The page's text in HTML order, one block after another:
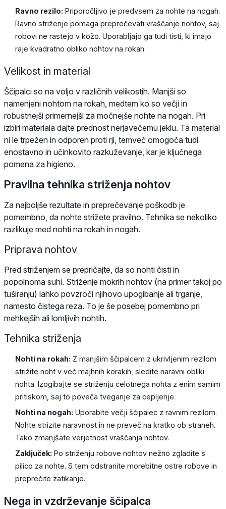
Ravno rezilo: Priporočljivo je predvsem za nohte na nogah.
Ravno striženje pomaga preprečevati vraščanje nohtov, saj
robovi ne rastejo v kožo. Uporabljajo ga tudi tisti, ki imajo
raje kvadratno obliko nohtov na rokah.
Velikost in material
Ščipalci so na voljo v različnih velikostih. Manjši so
namenjeni nohtom na rokah, medtem ko so večji in
robustnejši primernejši za močnejše nohte na nogah. Pri
izbiri materiala dajte prednost nerjavečemu jeklu. Ta material
ni le trpežen in odporen proti rji, temveč omogoča tudi
enostavno in učinkovito razkuževanje, kar je ključnega
pomena za higieno.
Pravilna tehnika striženja nohtov
Za najboljše rezultate in preprečevanje poškodb je
pomembno, da nohte strižete pravilno. Tehnika se nekoliko
razlikuje med nohti na rokah in nogah.
Priprava nohtov
Pred striženjem se prepričajte, da so nohti čisti in
popolnoma suhi. Striženje mokrih nohtov (na primer takoj po
tuširanju) lahko povzroči njihovo upogibanje ali trganje,
namesto čistega reza. To je še posebej pomembno pri
mehkejših ali lomljivih nohtih.
Tehnika striženja
Nohti na rokah: Z manjšim ščipalcem z ukrivljenim rezilom
strižite noht v več majhnih korakih, sledite naravni obliki
nohta. Izogibajte se striženju celotnega nohta z enim samim
pritiskom, saj to poveča tveganje za cepljenje.
Nohti na nogah: Uporabite večji ščipalec z ravnim rezilom.
Nohte strizite naravnost in ne preveč na kratko ob straneh.
Tako zmanjšate verjetnost vraščanja nohtov.
Zaključek: Po striženju robove nohtov nežno zgladite s
pilico za nohte. S tem odstranite morebitne ostre robove in
preprečite zatikanje.
Nega in vzdrževanje ščipalca